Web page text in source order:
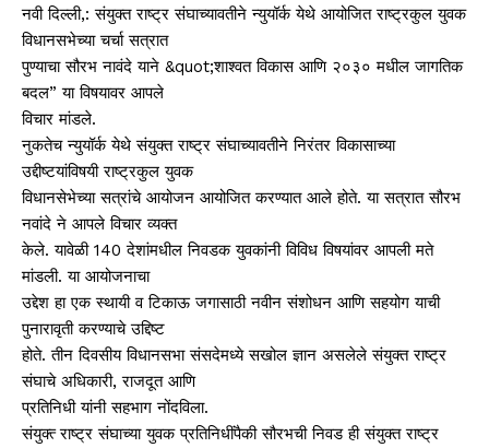
नवी दिल्ली,: संयुक्त राष्ट्र संघाच्यावतीने न्युयॉर्क येथे आयोजित राष्ट्रकुल युवक
विधानसभेच्या चर्चा सत्रात
पुण्याचा सौरभ नावंदे याने &quot;शाश्वत विकास आणि २०३० मधील जागतिक
बदल” या विषयावर आपले
विचार मांडले.
नुकतेच न्युयॉर्क येथे संयुक्त राष्ट्र संघाच्यावतीने निरंतर विकासाच्या
उद्दीष्टयांविषयी राष्ट्रकुल युवक
विधानसेभेच्या सत्रांचे आयोजन आयोजित करण्यात आले होते. या सत्रात सौरभ
नवांदे ने आपले विचार व्यक्त
केले. यावेळी 140 देशांमधील निवडक युवकांनी विविध विषयांवर आपली मते
मांडली. या आयोजनाचा
उद्देश हा एक स्थायी व टिकाऊ जगासाठी नवीन संशोधन आणि सहयोग याची
पुनारावृती करण्याचे उद्दिष्ट
होते. तीन दिवसीय विधानसभा संसदेमध्ये सखोल ज्ञान असलेले संयुक्त राष्ट्र
संघाचे अधिकारी, राजदूत आणि
प्रतिनिधी यांनी सहभाग नोंदविला.
संयुक्त्‍ राष्ट्र संघाच्या युवक प्रतिनिधींपैकी सौरभची निवड ही संयुक्त राष्ट्र